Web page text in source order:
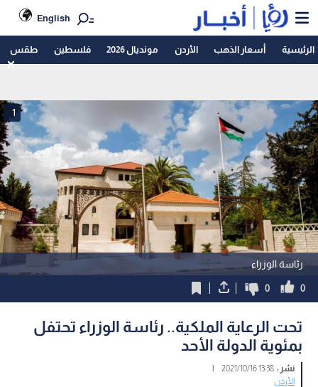
English
الرئيسية أسعار الذهب الأردن مونديال 2026 فلسطين طقس
رئاسة الوزراء
1
0
0
تحت الرعاية الملكية.. رئاسة الوزراء تحتفل
بمئوية الدولة الأحد
نشر :13:38 2021/10/16
|
الأردن